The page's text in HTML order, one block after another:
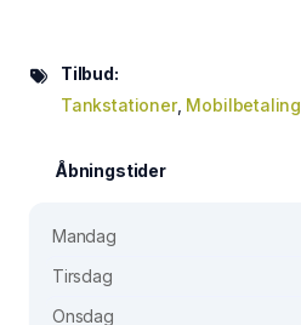
Tilbud:
Tankstationer, Mobilbetaling
Åbningstider
Mandag
Tirsdag
Onsdag